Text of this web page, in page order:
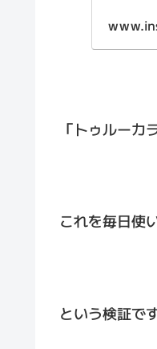
「トゥルーカ
これを毎日使
という検証です